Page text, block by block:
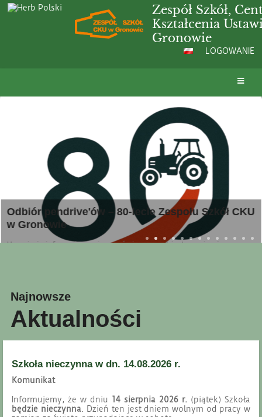
Zespół Szkół,
Kształcenia
Gronowie
LOGOWANIE
– 80-lecie Zespołu Szkół CKU
że zamówione pendrive'y zawierające
Zespół
w Gronowie
Najnowsze
Aktualności
Szkoła nieczynna w dn. 14.08.2026 r.
Komunikat
Informujemy, że w dniu 14 sierpnia 2026 r. (piątek) Szkoła
będzie nieczynna. Dzień ten jest dniem wolnym od pracy w